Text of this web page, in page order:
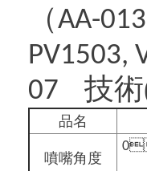
（AA-
PV1503,
07 技
品名
噴嘴角度
0